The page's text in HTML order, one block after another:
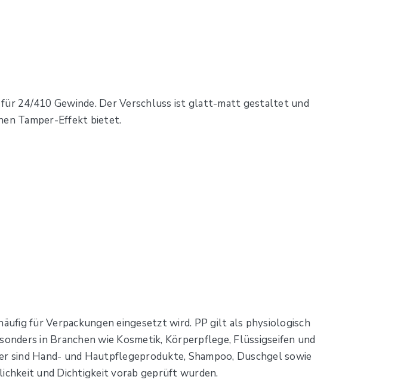
24/410 Gewinde. Der Verschluss ist glatt-matt gestaltet und
Tamper-Effekt bietet.
für Verpackungen eingesetzt wird. PP gilt als physiologisch
in Branchen wie Kosmetik, Körperpflege, Flüssigseifen und
Hand- und Hautpflegeprodukte, Shampoo, Duschgel sowie
und Dichtigkeit vorab geprüft wurden.